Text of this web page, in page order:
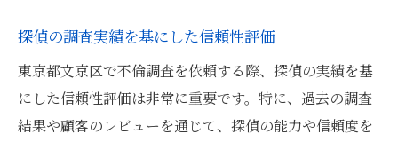
探偵の調査実績を基にした信頼性評価
東京都文京区で不倫調査を依頼する際、探偵の実績を基
にした信頼性評価は非常に重要です。特に、過去の調査
結果や顧客のレビューを通じて、探偵の能力や信頼度を